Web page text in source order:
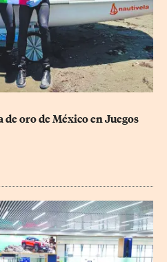
oro de México en Juegos